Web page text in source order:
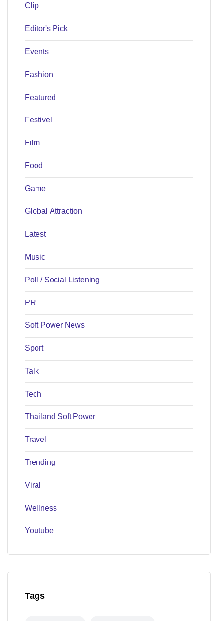
Clip
Editor's Pick
Events
Fashion
Featured
Festivel
Film
Food
Game
Global Attraction
Latest
Music
Poll / Social Listening
PR
Soft Power News
Sport
Talk
Tech
Thailand Soft Power
Travel
Trending
Viral
Wellness
Youtube
Tags